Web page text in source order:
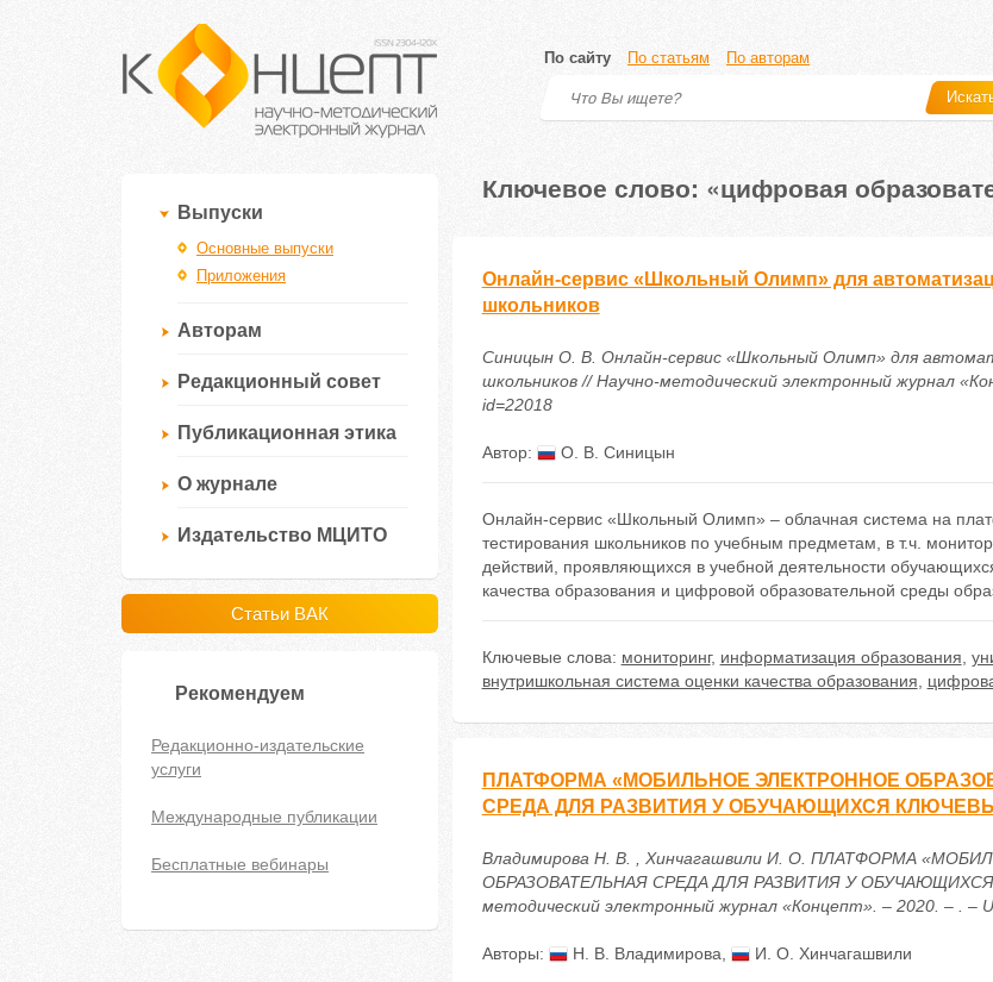
По сайту По статьям По авторам
Выпуски
Основные выпуски
Приложения
Авторам
Редакционный совет
Публикационная этика
О журнале
Издательство МЦИТО
Статьи ВАК
Рекомендуем
Редакционно-издательские
услуги
Международные публикации
Бесплатные вебинары
Ключевое слово: «цифровая
Онлайн-сервис «Школьный Олимп» для
школьников
Синицын О. В. Онлайн-сервис «Школьный Олимп» для
школьников // Научно-методический электронный журнал
id=22018
Автор: О. В. Синицын
Онлайн-сервис «Школьный Олимп» – облачная система на
тестирования школьников по учебным предметам, в т.ч.
действий, проявляющихся в учебной деятельности
качества образования и цифровой образовательной среды
Ключевые слова: мониторинг, информатизация образования
внутришкольная система оценки качества образования
ПЛАТФОРМА «МОБИЛЬНОЕ ЭЛЕКТРОННОЕ
СРЕДА ДЛЯ РАЗВИТИЯ У ОБУЧАЮЩИХСЯ
Владимирова Н. В. , Хинчагашвили И. О. ПЛАТФОРМА
ОБРАЗОВАТЕЛЬНАЯ СРЕДА ДЛЯ РАЗВИТИЯ У
методический электронный журнал «Концепт». – 2020. – . –
Авторы: Н. В. Владимирова И. О. Хинчагашвили